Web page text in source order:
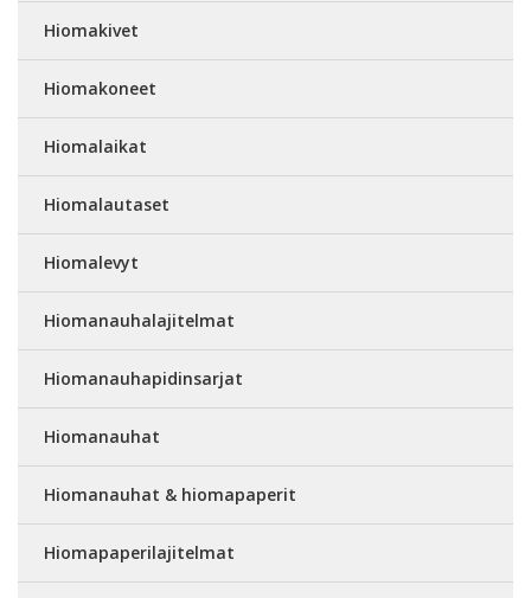
Hiomakivet
Hiomakoneet
Hiomalaikat
Hiomalautaset
Hiomalevyt
Hiomanauhalajitelmat
Hiomanauhapidinsarjat
Hiomanauhat
Hiomanauhat & hiomapaperit
Hiomapaperilajitelmat